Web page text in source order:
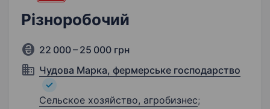
Різноробочий
22 000 – 25 000 грн
Чудова Марка, фермерське господарство
Сельское хозяйство, агробизнес;